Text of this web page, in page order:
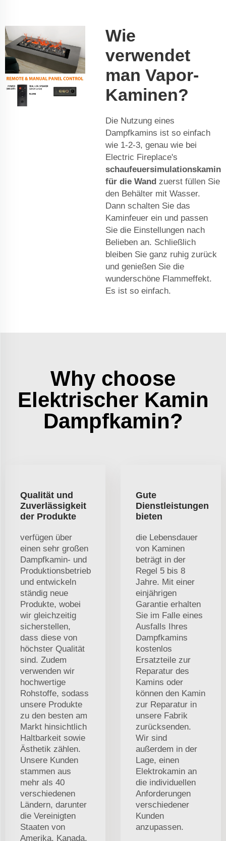
Wie
verwendet
man Vapor-
Kaminen?
Die Nutzung eines
Dampfkamins ist so einfach
wie 1-2-3, genau wie bei
Electric Fireplace's
schaufeuersimulationskamin
für die Wand zuerst füllen Sie
den Behälter mit Wasser.
Dann schalten Sie das
Kaminfeuer ein und passen
Sie die Einstellungen nach
Belieben an. Schließlich
bleiben Sie ganz ruhig zurück
und genießen Sie die
wunderschöne Flammeffekt.
Es ist so einfach.
Why choose
Elektrischer Kamin
Dampfkamin?
Qualität und
Zuverlässigkeit
der Produkte
verfügen über
einen sehr großen
Dampfkamin- und
Produktionsbetrieb
und entwickeln
ständig neue
Produkte, wobei
wir gleichzeitig
sicherstellen,
dass diese von
höchster Qualität
sind. Zudem
verwenden wir
hochwertige
Rohstoffe, sodass
unsere Produkte
zu den besten am
Markt hinsichtlich
Haltbarkeit sowie
Ästhetik zählen.
Unsere Kunden
stammen aus
mehr als 40
verschiedenen
Ländern, darunter
die Vereinigten
Staaten von
Amerika, Kanada,
Gute
Dienstleistungen
bieten
die Lebensdauer
von Kaminen
beträgt in der
Regel 5 bis 8
Jahre. Mit einer
einjährigen
Garantie erhalten
Sie im Falle eines
Ausfalls Ihres
Dampfkamins
kostenlos
Ersatzteile zur
Reparatur des
Kamins oder
können den Kamin
zur Reparatur in
unsere Fabrik
zurücksenden.
Wir sind
außerdem in der
Lage, einen
Elektrokamin an
die individuellen
Anforderungen
verschiedener
Kunden
anzupassen.